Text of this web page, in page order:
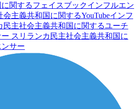
関するフェイスブックインフルエン
主義共和国に関するYouTubeインフ
民主社会主義共和国に関するユーチ
スリランカ民主社会主義共和国に
サー